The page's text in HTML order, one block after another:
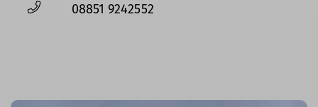
08851 9242552